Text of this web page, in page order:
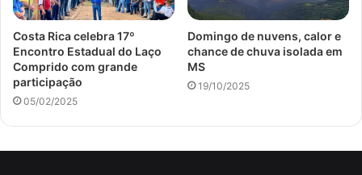
Costa Rica celebra 17º
Encontro Estadual do Laço
Comprido com grande
participação
05/02/2025
Domingo de nuvens, calor e
chance de chuva isolada em
MS
19/10/2025